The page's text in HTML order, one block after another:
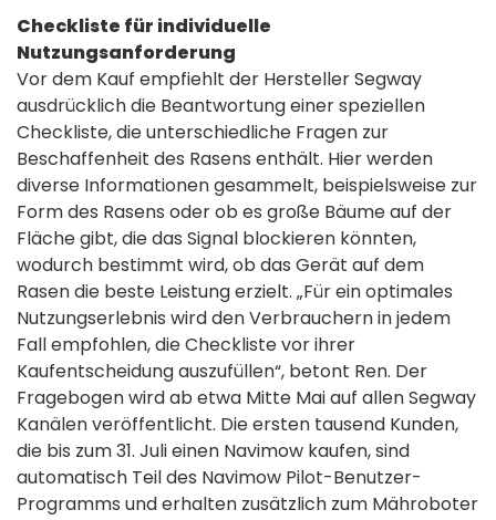
Checkliste für individuelle
Nutzungsanforderung
Vor dem Kauf empfiehlt der Hersteller Segway
ausdrücklich die Beantwortung einer speziellen
Checkliste, die unterschiedliche Fragen zur
Beschaffenheit des Rasens enthält. Hier werden
diverse Informationen gesammelt, beispielsweise zur
Form des Rasens oder ob es große Bäume auf der
Fläche gibt, die das Signal blockieren könnten,
wodurch bestimmt wird, ob das Gerät auf dem
Rasen die beste Leistung erzielt. „Für ein optimales
Nutzungserlebnis wird den Verbrauchern in jedem
Fall empfohlen, die Checkliste vor ihrer
Kaufentscheidung auszufüllen“, betont Ren. Der
Fragebogen wird ab etwa Mitte Mai auf allen Segway
Kanälen veröffentlicht. Die ersten tausend Kunden,
die bis zum 31. Juli einen Navimow kaufen, sind
automatisch Teil des Navimow Pilot-Benutzer-
Programms und erhalten zusätzlich zum Mähroboter